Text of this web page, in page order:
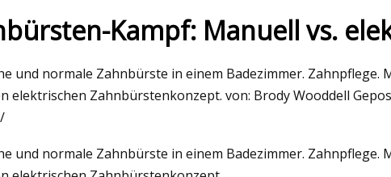
Spezifikationen,
Kampf: Manuell vs.
und normale Zahnbürste in einem Badezimmer. Zahnpflege.
elektrischen Zahnbürstenkonzept. von: Brody Wooddell
und normale Zahnbürste in einem Badezimmer. Zahnpflege.